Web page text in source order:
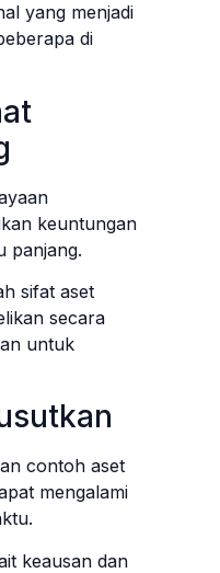
yang menjadi
di
keuntungan
panjang.
sifat aset
secara
untuk
contoh aset
mengalami
keausan dan